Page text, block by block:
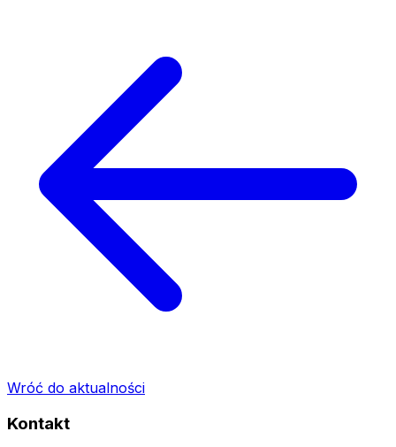
Wróć do aktualności
Kontakt